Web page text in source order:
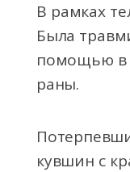
В рамках
Была
помощью в
раны.
кувшин с